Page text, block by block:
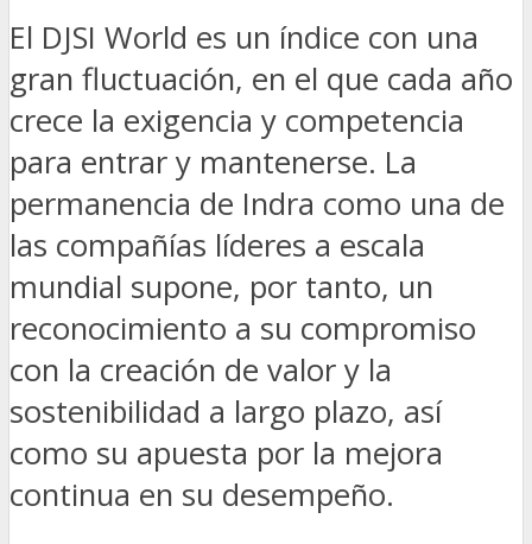
El DJSI World es un índice con una
gran fluctuación, en el que cada año
crece la exigencia y competencia
para entrar y mantenerse. La
permanencia de Indra como una de
las compañías líderes a escala
mundial supone, por tanto, un
reconocimiento a su compromiso
con la creación de valor y la
sostenibilidad a largo plazo, así
como su apuesta por la mejora
continua en su desempeño.